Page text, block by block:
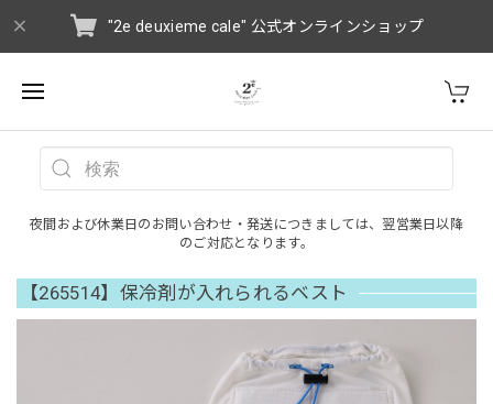
"2e deuxieme cale" 公式オンラインショップ
夜間および休業日のお問い合わせ・発送につきましては、翌営業日以降
のご対応となります。
【265514】保冷剤が入れられるベスト